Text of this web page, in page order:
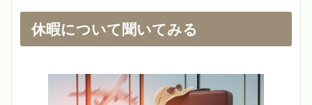
休暇について聞いてみる